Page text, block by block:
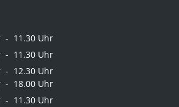
- 11.30 Uhr
- 11.30 Uhr
- 12.30 Uhr
- 18.00 Uhr
- 11.30 Uhr